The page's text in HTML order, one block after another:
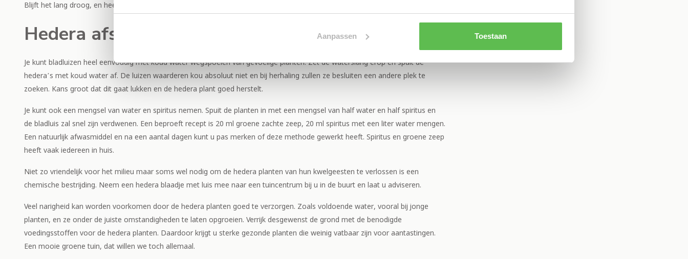
Aanpassen Toestaan
Blijft het lang droog, en heeft de hedera haag hier echt last van, onderneem dan actie.
Hedera afspoelen met koud water
Je kunt bladluizen heel eenvoudig met koud water wegspoelen van gevoelige planten. Zet de waterslang erop en spuit de
hedera’s met koud water af. De luizen waarderen kou absoluut niet en bij herhaling zullen ze besluiten een andere plek te
zoeken. Kans groot dat dit gaat lukken en de hedera plant goed herstelt.
Je kunt ook een mengsel van water en spiritus nemen. Spuit de planten in met een mengsel van half water en half spiritus en
de bladluis zal snel zijn verdwenen. Een beproeft recept is 20 ml groene zachte zeep, 20 ml spiritus met een liter water mengen.
Een natuurlijk afwasmiddel en na een aantal dagen kunt u pas merken of deze methode gewerkt heeft. Spiritus en groene zeep
heeft vaak iedereen in huis.
Niet zo vriendelijk voor het milieu maar soms wel nodig om de hedera planten van hun kwelgeesten te verlossen is een
chemische bestrijding. Neem een hedera blaadje met luis mee naar een tuincentrum bij u in de buurt en laat u adviseren.
Veel narigheid kan worden voorkomen door de hedera planten goed te verzorgen. Zoals voldoende water, vooral bij jonge
planten, en ze onder de juiste omstandigheden te laten opgroeien. Verrijk desgewenst de grond met de benodigde
voedingsstoffen voor de hedera planten. Daardoor krijgt u sterke gezonde planten die weinig vatbaar zijn voor aantastingen.
Een mooie groene tuin, dat willen we toch allemaal.